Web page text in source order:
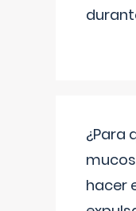
¿Para
hacer